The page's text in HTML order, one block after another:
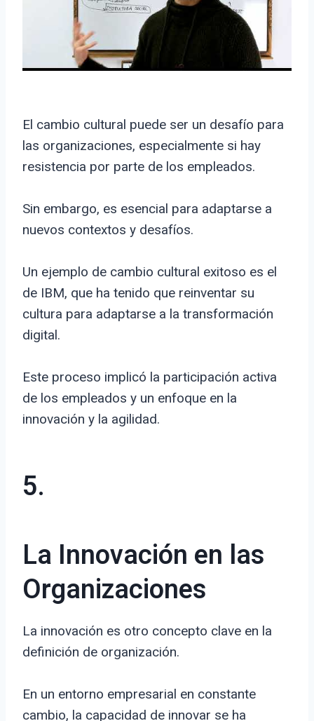
El cambio cultural puede ser un desafío para
las organizaciones, especialmente si hay
resistencia por parte de los empleados.
Sin embargo, es esencial para adaptarse a
nuevos contextos y desafíos.
Un ejemplo de cambio cultural exitoso es el
de IBM, que ha tenido que reinventar su
cultura para adaptarse a la transformación
digital.
Este proceso implicó la participación activa
de los empleados y un enfoque en la
innovación y la agilidad.
5.
La Innovación en las
Organizaciones
La innovación es otro concepto clave en la
definición de organización.
En un entorno empresarial en constante
cambio, la capacidad de innovar se ha